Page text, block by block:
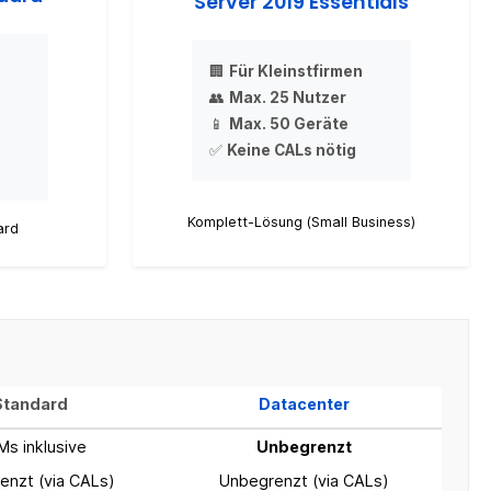
🏢
Für Kleinstfirmen
👥 Max. 25 Nutzer
📱
Max. 50 Geräte
✅ Keine CALs nötig
Komplett-Lösung (Small Business)
Datacenter
inklusive
Unbegrenzt
(via CALs)
Unbegrenzt (via CALs)